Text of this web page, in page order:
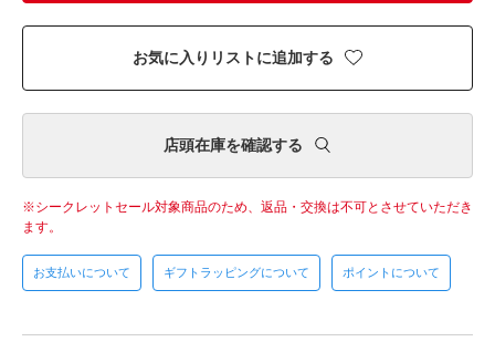
お気に入りリストに追加する
店頭在庫を確認する
シークレットセール対象商品のため、返品・交換は不可とさせていただき
ます。
お支払いについて ギフトラッピングについて ポイントについて